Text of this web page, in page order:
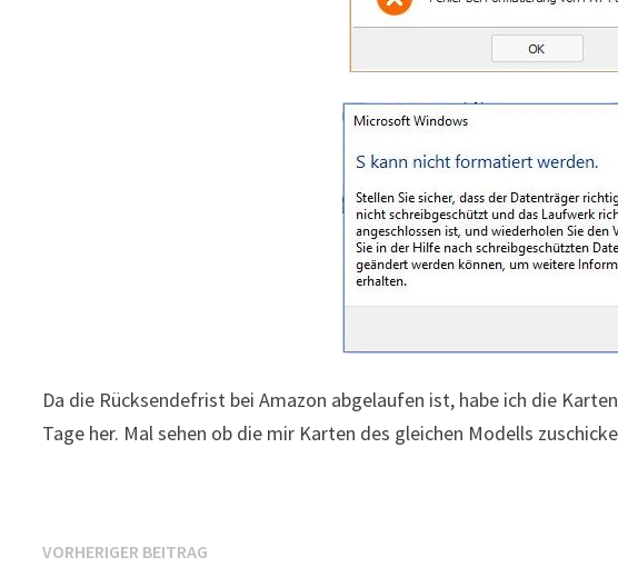
Da die Rücksendefrist bei Amazon abgelaufen ist, habe ich die
Tage her. Mal sehen ob die mir Karten des gleichen Modells
Beitragsnavigation
VORHERIGER BEITRAG